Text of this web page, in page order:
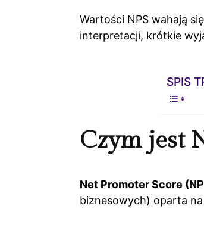
Wartości NPS wahają
interpretacji, krótkie
SPIS
Czym jest
Net Promoter Score
biznesowych) oparta